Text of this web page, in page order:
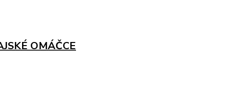
OMÁČCE